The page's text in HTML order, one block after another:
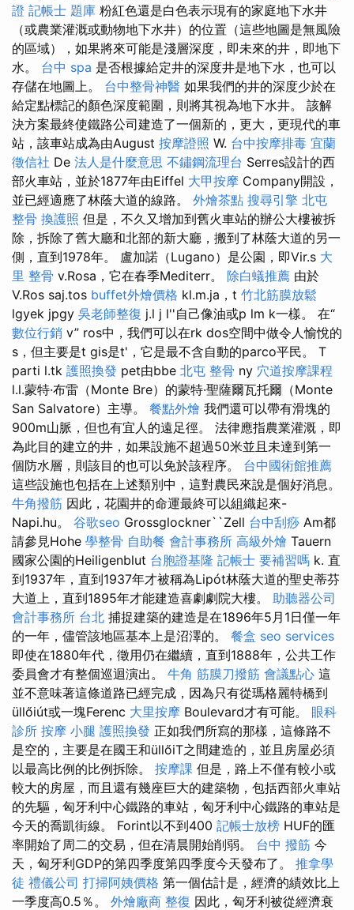
證 記帳士 題庫 粉紅色還是白色表示現有的家庭地下水井
（或農業灌溉或動物地下水井）的位置（這些地圖是無風險
的區域），如果將來可能是淺層深度，即未來的井，即地下
水。 台中 spa 是否根據給定井的深度井是地下水，也可以
存儲在地圖上。 台中整骨神醫 如果我們的井的深度少於在
給定點標記的顏色深度範圍，則將其視為地下水井。 該解
決方案最終使鐵路公司建造了一個新的，更大，更現代的車
站，該車站成為由August 按摩證照 W. 台中按摩排毒 宜蘭
徵信社 De 法人是什麼意思 不鏽鋼流理台 Serres設計的西
部火車站，並於1877年由Eiffel 大甲按摩 Company開設，
並已經適應了林蔭大道的線路。 外燴茶點 搜尋引擎 北屯
整骨 換護照 但是，不久又增加到舊火車站的辦公大樓被拆
除，拆除了舊大廳和北部的新大廳，搬到了林蔭大道的另一
側，直到1978年。 盧加諾（Lugano）是公園，即Vir.s 大
里 整骨 v.Rosa，它在春季Mediterr。 除白蟻推薦 由於
V.Ros saj.tos buffet外燴價格 kl.m.ja，t 竹北筋膜放鬆
lgyek jpgy 吳老師整復 j.l j l''自己像油或p lm k一樣。 在“
數位行銷 v” ros中，我們可以在rk dos空間中做令人愉悅的
s，但主要是t gis是t'，它是最不含自動的parco平民。 T
parti l.tk 護照換發 pet由bbe 北屯 整骨 ny 穴道按摩課程
l.l.蒙特·布雷（Monte Bre）的蒙特·聖薩爾瓦托爾（Monte
San Salvatore）主導。 餐點外燴 我們還可以帶有滑塊的
900m山脈，但也有宜人的遠足徑。 法律應指農業灌溉，即
為此目的建立的井，如果設施不超過50米並且未達到第一
個防水層，則該目的也可以免於該程序。 台中國術館推薦
這些設施也包括在上述類別中，這對農民來說是個好消息。
牛角撥筋 因此，花園井的命運最終可以組織起來-
Napi.hu。 谷歌seo Grossglockner``Zell 台中刮痧 Am都
請參見Hohe 學整骨 自助餐 會計事務所 高級外燴 Tauern
國家公園的Heiligenblut 台胞證基隆 記帳士 要補習嗎 k. 直
到1937年，直到1937年才被稱為Lipót林蔭大道的聖史蒂芬
大道上，直到1895年才能建造喜劇劇院大樓。 助聽器公司
會計事務所 台北 捕捉建築的建造是在1896年5月1日僅一年
的一年，儘管該地區基本上是沼澤的。 餐盒 seo services
即使在1880年代，徵用仍在繼續，直到1888年，公共工作
委員會才有整個巡迴演出。 牛角 筋膜刀撥筋 會議點心 這
並不意味著這條道路已經完成，因為只有從瑪格麗特橋到
üllőiút或一塊Ferenc 大里按摩 Boulevard才有可能。 眼科
診所 按摩 小腿 護照換發 正如我們所寫的那樣，這條路不
是空的，主要是在國王和üllőiT之間建造的，並且房屋必須
以最高比例的比例拆除。 按摩課 但是，路上不僅有較小或
較大的房屋，而且還有幾座巨大的建築物，包括西部火車站
的先驅，匈牙利中心鐵路的車站，匈牙利中心鐵路的車站是
今天的喬凱街線。 Forint以不到400 記帳士放榜 HUF的匯
率開始了周二的交易，但在清晨開始削弱。 台中 撥筋 今
天，匈牙利GDP的第四季度第四季度今天發布了。 推拿學
徒 禮儀公司 打掃阿姨價格 第一個估計是，經濟的績效比上
一季度高0.5％。 外燴廠商 整復 因此，匈牙利被從經濟衰